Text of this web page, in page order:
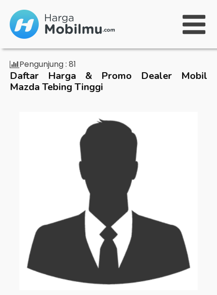
Pengunjung : 81
Daftar Harga & Promo Dealer Mobil
Mazda Tebing Tinggi